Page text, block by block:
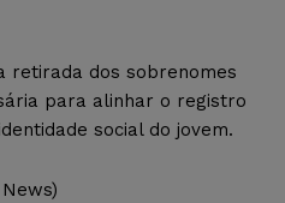
retirada dos sobrenomes
para alinhar o registro
social do jovem.